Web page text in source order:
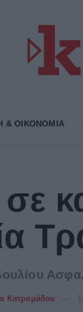
& ΟΙΚΟΝΟΜΙΑ
σε
Κατραμάδου